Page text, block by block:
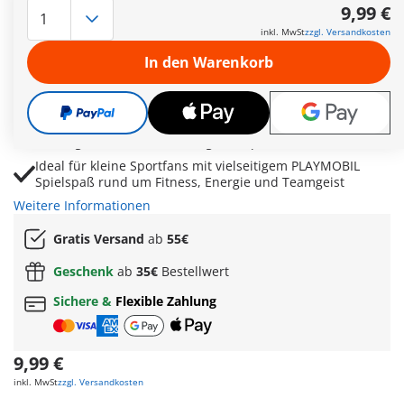
Heimtrainer, Stepper und Hanteln ermöglichen
abwechslungsreiche Trainingsszenen rund um Ausdauer
Trinkflaschen und Musikspieler sorgen für realistische
Pausen, Motivation und lebendige Sportgeschichten
Fördert Fantasie, Kreativität und Freude an Bewegung
Ideal für kleine Sportfans mit vielseitigem PLAYMOBIL
Spielspaß rund um Fitness, Energie und Teamgeist
Weitere Informationen
Gratis Versand ab 55€
Geschenk ab 35€ Bestellwert
Sichere & Flexible Zahlung
9,99 €
inkl. MwStzzgl. Versandkosten
9,99 €
inkl. MwStzzgl. Versandkosten
In den Warenkorb